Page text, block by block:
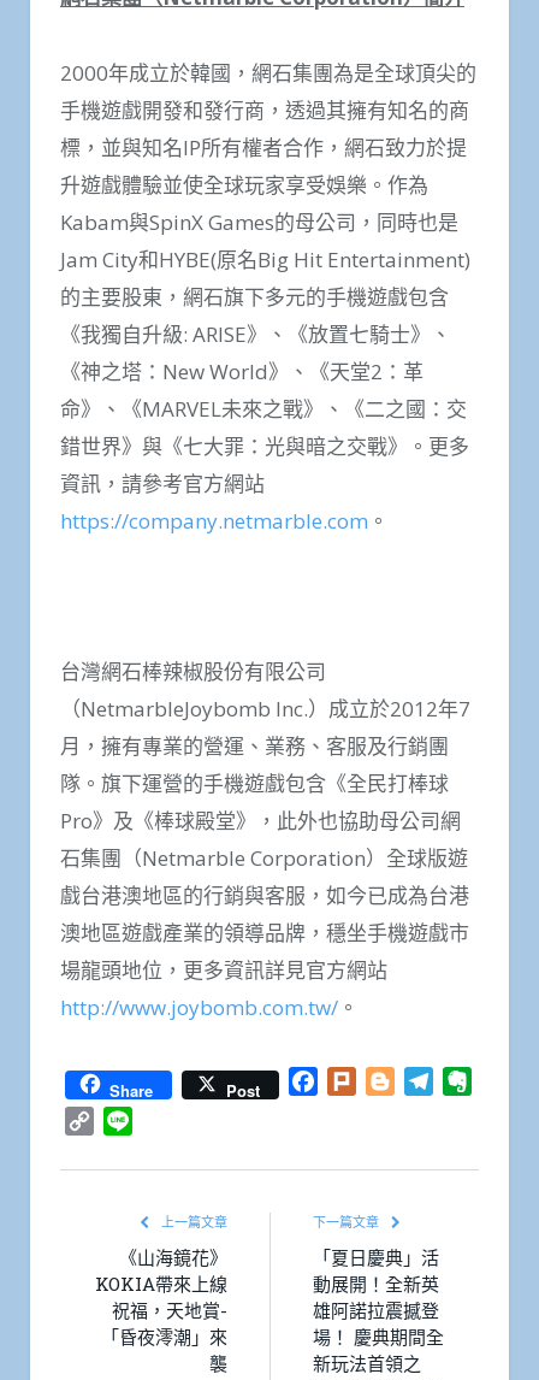
2000年成立於韓國，網石集團為是全球頂尖的
手機遊戲開發和發行商，透過其擁有知名的商
標，並與知名IP所有權者合作，網石致力於提
升遊戲體驗並使全球玩家享受娛樂。作為
Kabam與SpinX Games的母公司，同時也是
Jam City和HYBE(原名Big Hit Entertainment)
的主要股東，網石旗下多元的手機遊戲包含
《我獨自升級: ARISE》、《放置七騎士》、
《神之塔：New World》、《天堂2：革
命》、《MARVEL未來之戰》、《二之國：交
錯世界》與《七大罪：光與暗之交戰》。更多
資訊，請參考官方網站
https://company.netmarble.com 。
台灣網石棒辣椒股份有限公司
（NetmarbleJoybomb Inc.）成立於2012年7
月，擁有專業的營運、業務、客服及行銷團
隊。旗下運營的手機遊戲包含《全民打棒球
Pro》及《棒球殿堂》，此外也協助母公司網
石集團（Netmarble Corporation）全球版遊
戲台港澳地區的行銷與客服，如今已成為台港
澳地區遊戲產業的領導品牌，穩坐手機遊戲市
場龍頭地位，更多資訊詳見官方網站
http://www.joybomb.com.tw/ 。
Share Post Facebook
Plurk BloggerTelegram
Copy
上一篇文章
《山海鏡花》
KOKIA帶來上線
祝福，天地賞-
「昏夜澪潮」來
襲
下一篇文章
「夏日慶典」活
動展開！全新英
雄阿諾拉震撼登
場！ 慶典期間全
新玩法首領之